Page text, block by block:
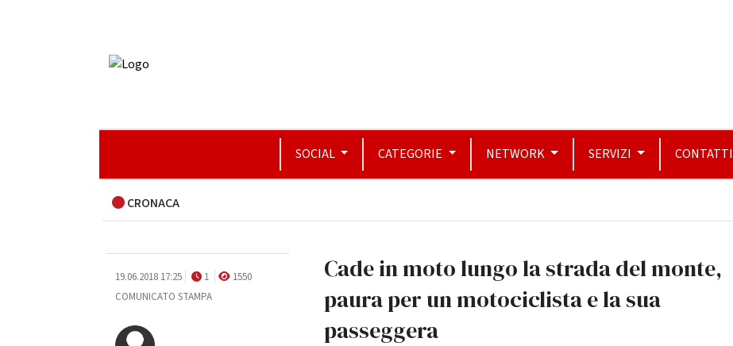
SOCIAL CATEGORIE NETWORK SERVIZI CONTATTI
CRONACA
19.06.2018 17:25 1
1550
COMUNICATO STAMPA
Cade in moto lungo la strada del monte,
paura per un motociclista e la sua
passeggera